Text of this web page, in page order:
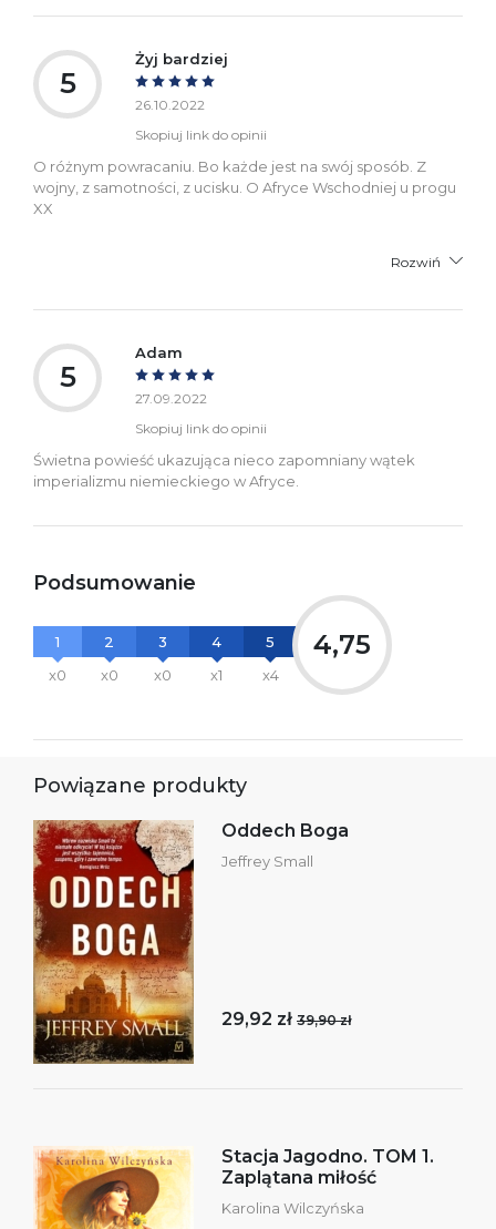
5
Żyj bardziej
26.10.2022
Skopiuj link do opinii
O różnym powracaniu. Bo każde jest na swój sposób. Z
wojny, z samotności, z ucisku. O Afryce Wschodniej u progu
XX
Rozwiń
5
Adam
27.09.2022
Skopiuj link do opinii
Świetna powieść ukazująca nieco zapomniany wątek
imperializmu niemieckiego w Afryce.
Podsumowanie
1
x0
2
x0
3
x0
4
x1
5
x4
4,75
Powiązane produkty
Oddech Boga
Jeffrey Small
29,92 zł 39,90 zł
Stacja Jagodno. TOM 1.
Zaplątana miłość
Karolina Wilczyńska